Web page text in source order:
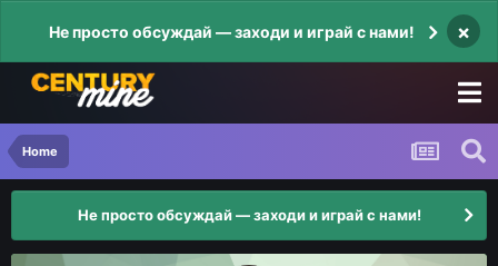
Не просто обсуждай — заходи и играй с нами! ×
Home
Не просто обсуждай — заходи и играй с нами!